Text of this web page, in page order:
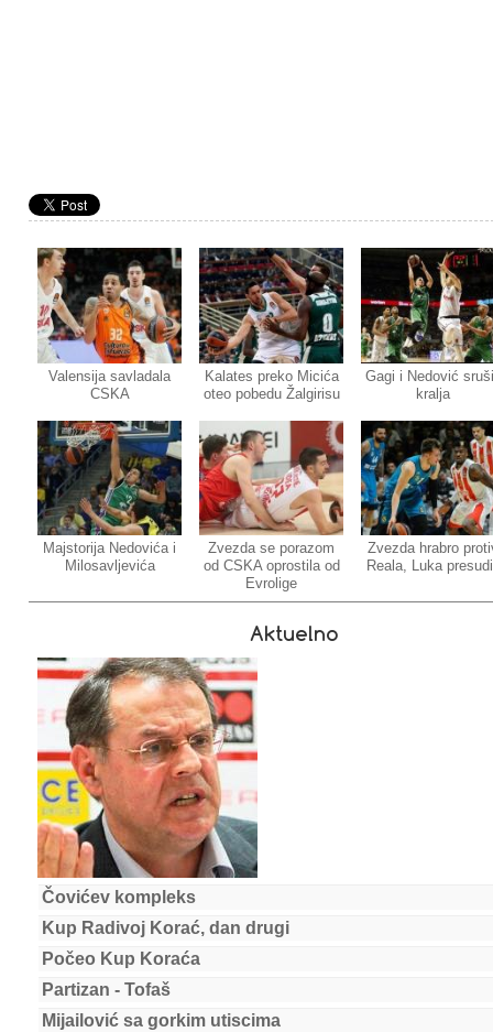
Valensija savladala
CSKA
Kalates preko Micića
oteo pobedu Žalgirisu
Gagi i Nedović
kralja
Majstorija Nedovića i
Milosavljevića
Zvezda se porazom
od CSKA oprostila od
Evrolige
Zvezda hrabro
Reala, Luka
Aktuelno
Čovićev kompleks
Kup Radivoj Korać, dan drugi
Počeo Kup Koraća
Partizan - Tofaš
Mijailović sa gorkim utiscima